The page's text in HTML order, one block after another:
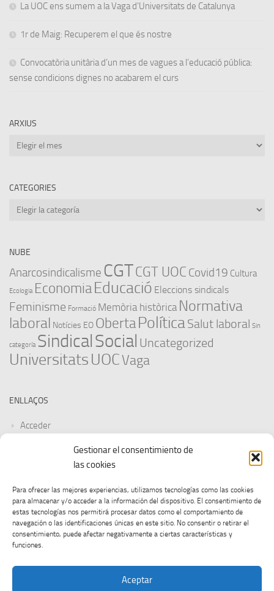
Gestionar el consentimiento de
las cookies
Para ofrecer las mejores experiencias, utilizamos tecnologías como las cookies
para almacenar y/o acceder a la información del dispositivo. El consentimiento de
estas tecnologías nos permitirá procesar datos como el comportamiento de
navegación o las identificaciones únicas en este sitio. No consentir o retirar el
consentimiento, puede afectar negativamente a ciertas características y
funciones.
Aceptar
La UOC ens sumem a la Vaga d’Universitats de Catalunya
1r de Maig: Recuperem el que és nostre
Convocatòria unitària d’un mes de vagues a l’educació pública:
sense condicions dignes no acabarem el curs
ARXIUS
Arxius
CATEGORIES
Categories
NUBE
Anarcosindicalisme CGTCGT UOC Covid19 Cultura
Ecologia EconomiaEducació Eleccions sindicals
Feminisme Formació Memòria històrica Normativa
laboral Notícies EO ObertaPolíticaSalut laboral Sin
categoría SindicalSocial Uncategorized
UniversitatsUOCVaga
ENLLAÇOS
Acceder
Feed de entradas
WordPress.org